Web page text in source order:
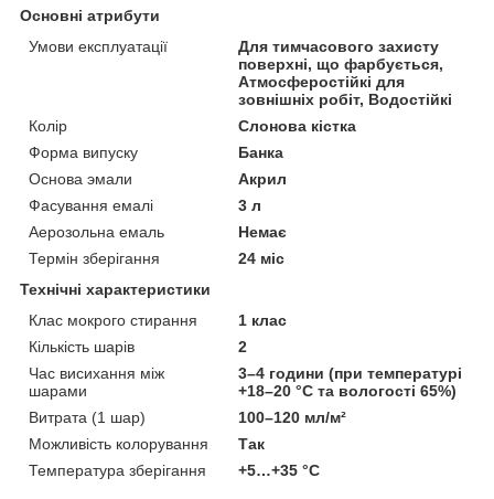
Основні атрибути
Умови експлуатації
Для тимчасового захисту
поверхні, що фарбується,
Атмосферостійкі для
зовнішніх робіт, Водостійкі
Колір
Слонова кістка
Форма випуску
Банка
Основа эмали
Акрил
Фасування емалі
3 л
Аерозольна емаль
Немає
Термін зберігання
24 міс
Технічні характеристики
Клас мокрого стирання
1 клас
Кількість шарів
2
Час висихання між
шарами
3–4 години (при температурі
+18–20 °C та вологості 65%)
Витрата (1 шар)
100–120 мл/м²
Можливість колорування
Так
Температура зберігання
+5…+35 °C